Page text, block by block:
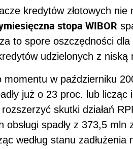
kredytów złotowych
stopa WIBOR
to spore oszczędności
udzielonych z niską
momentu w październiku
już o 23 proc. lub licząc
skutki działań
obsługi spadły z 373,5
według stanu